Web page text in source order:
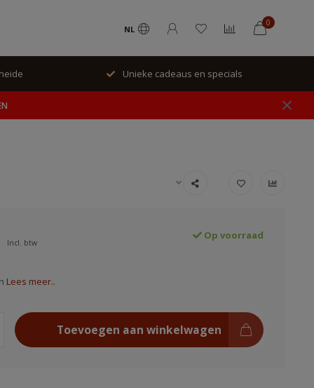
NL
0
Unieke cadeaus en specials
Incl. btw
Op voorraad
Lees meer..
Toevoegen aan winkelwagen